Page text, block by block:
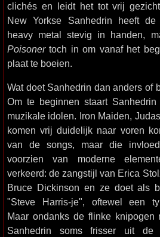
clichés en leidt het tot vrij
New Yorkse Sanhedrin heeft
heavy metal stevig in handen,
Poisonertoch in om vanaf het
plaat te boeien.
Wat doet Sanhedrin dan anders of
Om te beginnen staart
muzikale idolen. Iron Maiden,
komen vrij duidelijk naar voren
van de songs, maar die
voorzien van moderne
verkeerd: de zangstijl van Erica
Bruce Dickinson en ze doet als
"Steve Harris-je", oftewel een
Maar ondanks de flinke knipogen
Sanhedrin soms frisser uit de